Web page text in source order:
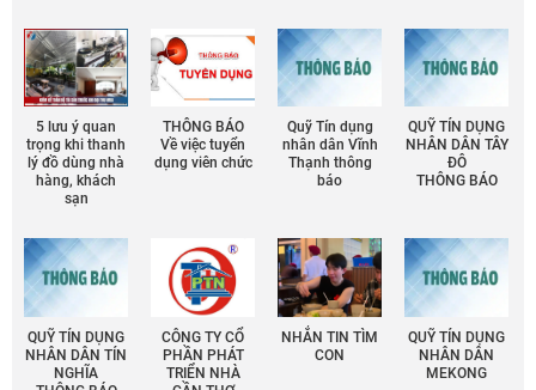
5 lưu ý quan
trọng khi thanh
lý đồ dùng nhà
hàng, khách
sạn
THÔNG BÁO
Về việc tuyển
dụng viên chức
Quỹ Tín dụng
nhân dân Vĩnh
Thạnh thông
báo
QUỸ TÍN DỤNG
NHÂN DÂN TÂY
ĐÔ
THÔNG BÁO
QUỸ TÍN DỤNG
NHÂN DÂN TÍN
NGHĨA
CÔNG TY CỔ
PHẦN PHÁT
TRIỂN NHÀ
NHẮN TIN TÌM
CON
QUỸ TÍN DỤNG
NHÂN DÂN
MEKONG